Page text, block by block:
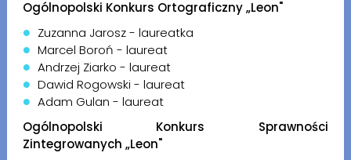
Ogólnopolski Konkurs Ortograficzny „Leon"
Zuzanna Jarosz - laureatka
Marcel Boroń - laureat
Andrzej Ziarko - laureat
Dawid Rogowski - laureat
Adam Gulan - laureat
Ogólnopolski Konkurs Sprawności
Zintegrowanych „Leon"